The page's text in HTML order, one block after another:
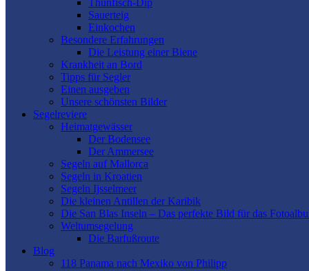
Thunfisch-Dip
Sauerteig
Einkochen
Besondere Erfahrungen
Die Leistung einer Biene
Krankheit an Bord
Tipps für Segler
Einen ausgeben
Unsere schönsten Bilder
Segelreviere
Heimatgewässer
Der Bodensee
Der Ammersee
Segeln auf Mallorca
Segeln in Kroatien
Segeln Ijsselmeer
Die kleinen Antillen der Karibik
Die San Blas Inseln – Das perfekte Bild für das
Weltumsegelung
Die Barfußroute
Blog
118 Panama nach Mexiko von Philipp